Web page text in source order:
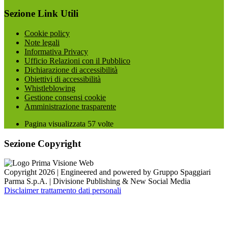
Sezione Link Utili
Cookie policy
Note legali
Informativa Privacy
Ufficio Relazioni con il Pubblico
Dichiarazione di accessibilità
Obiettivi di accessibilità
Whistleblowing
Gestione consensi cookie
Amministrazione trasparente
Pagina visualizzata 57 volte
Sezione Copyright
Copyright 2026 | Engineered and powered by Gruppo Spaggiari
Parma S.p.A. | Divisione Publishing & New Social Media
Disclaimer trattamento dati personali